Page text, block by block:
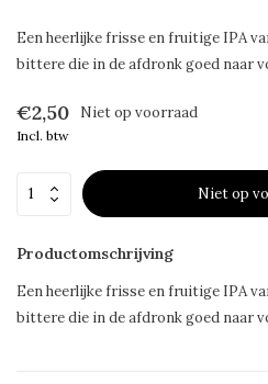
Een heerlijke frisse en fruitige IPA
bittere die in de afdronk goed naar
€2,50 Niet op voorraad
Incl. btw
Niet op
Productomschrijving
Een heerlijke frisse en fruitige IPA
bittere die in de afdronk goed naar